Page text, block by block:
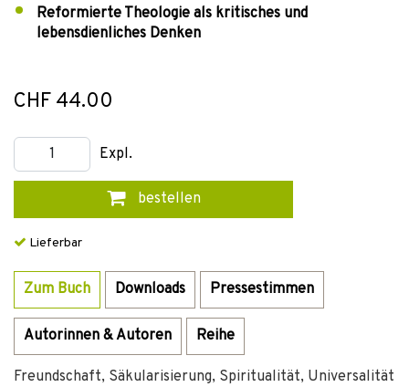
Reformierte Theologie als kritisches und
lebensdienliches Denken
CHF 44.00
Expl.
bestellen
Lieferbar
Zum Buch Downloads Pressestimmen
Autorinnen & Autoren Reihe
Freundschaft, Säkularisierung, Spiritualität, Universalität